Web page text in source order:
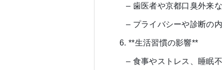
– 歯医者や京都口臭外来
– プライバシーや診断の
6. **生活習慣の影響**
– 食事やストレス、睡眠